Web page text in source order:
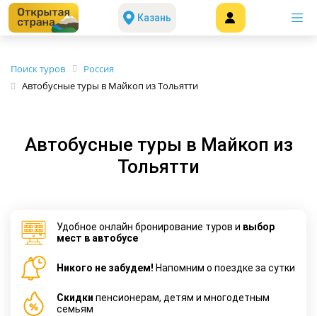
Казань
Поиск туров
Россия
Автобусные туры в Майкоп из Тольятти
Автобусные туры в Майкоп из
Тольятти
Удобное онлайн бронирование туров и выбор
мест в автобусе
Никого не забудем! Напомним о поездке за сутки
Cкидки пенсионерам, детям и многодетным
семьям